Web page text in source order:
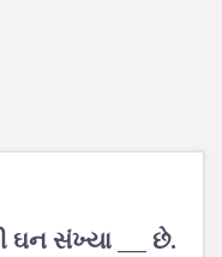
ઘન સંખ્યા ___ છે.